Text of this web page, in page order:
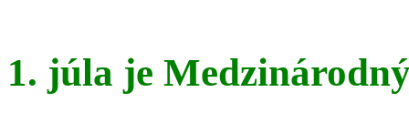
1. júla je